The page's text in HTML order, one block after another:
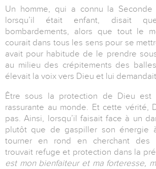
Un homme, qui a connu la Seconde
lorsqu’il était enfant, disait
bombardements, alors que tout le
courait dans tous les sens pour se
avait pour habitude de le prendre
au milieu des crépitements des
élevait la voix vers Dieu et lui
Être sous la protection de Dieu
rassurante au monde. Et cette vérité,
pas. Ainsi, lorsqu’il faisait face à un
plutôt que de gaspiller son énergie
tourner en rond en cherchant des
trouvait refuge et protection dans la
est mon bienfaiteur et ma forteresse,